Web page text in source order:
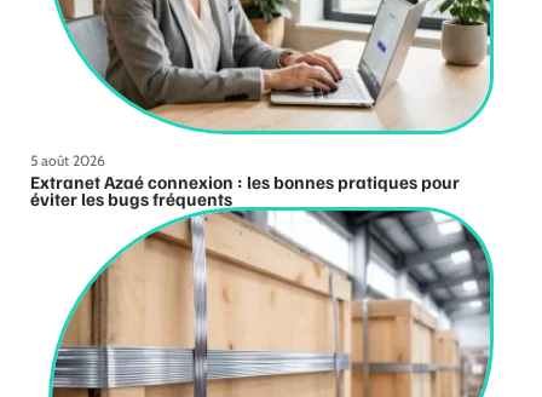
5 août 2026
Extranet Azaé connexion : les bonnes pratiques pour
éviter les bugs fréquents